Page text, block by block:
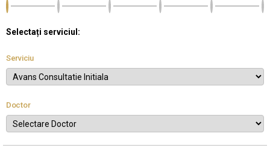
Selectați serviciul:
Serviciu
Doctor